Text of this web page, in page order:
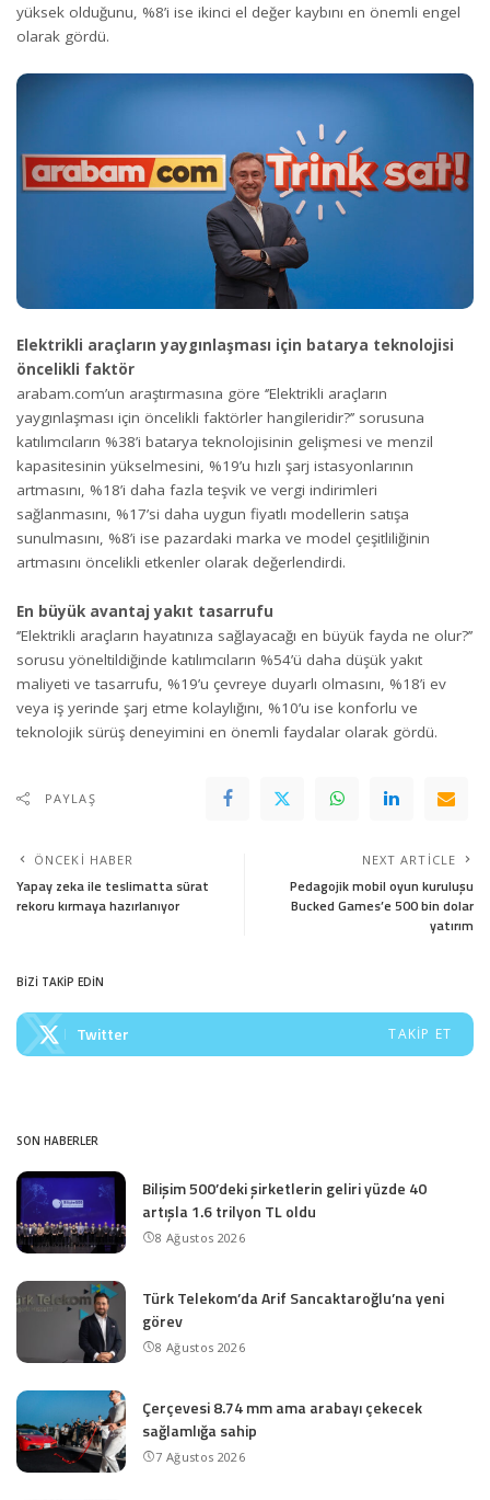
yüksek olduğunu, %8’i ise ikinci el değer kaybını en önemli engel
olarak gördü.
Elektrikli araçların yaygınlaşması için batarya teknolojisi
öncelikli faktör
arabam.com’un araştırmasına göre ‘’Elektrikli araçların
yaygınlaşması için öncelikli faktörler hangileridir?’’ sorusuna
katılımcıların %38’i batarya teknolojisinin gelişmesi ve menzil
kapasitesinin yükselmesini, %19’u hızlı şarj istasyonlarının
artmasını, %18’i daha fazla teşvik ve vergi indirimleri
sağlanmasını, %17’si daha uygun fiyatlı modellerin satışa
sunulmasını, %8’i ise pazardaki marka ve model çeşitliliğinin
artmasını öncelikli etkenler olarak değerlendirdi.
En büyük avantaj yakıt tasarrufu
‘’Elektrikli araçların hayatınıza sağlayacağı en büyük fayda ne olur?’’
sorusu yöneltildiğinde katılımcıların %54’ü daha düşük yakıt
maliyeti ve tasarrufu, %19’u çevreye duyarlı olmasını, %18’i ev
veya iş yerinde şarj etme kolaylığını, %10’u ise konforlu ve
teknolojik sürüş deneyimini en önemli faydalar olarak gördü.
PAYLAŞ
ÖNCEKI HABER
Yapay zeka ile teslimatta sürat
rekoru kırmaya hazırlanıyor
NEXT ARTICLE
Pedagojik mobil oyun kuruluşu
Bucked Games’e 500 bin dolar
yatırım
BİZİ TAKİP EDİN
Twitter TAKIP ET
SON HABERLER
Bilişim 500’deki şirketlerin geliri yüzde 40
artışla 1.6 trilyon TL oldu
8 Ağustos 2026
Türk Telekom’da Arif Sancaktaroğlu’na yeni
görev
8 Ağustos 2026
Çerçevesi 8.74 mm ama arabayı çekecek
sağlamlığa sahip
7 Ağustos 2026